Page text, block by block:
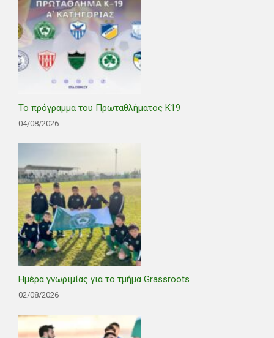
Το πρόγραμμα του Πρωταθλήματος Κ19
04/08/2026
Ημέρα γνωριμίας για το τμήμα Grassroots
02/08/2026